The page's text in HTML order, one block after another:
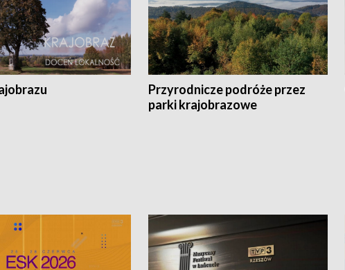
Przyrodnicze podróże przez
parki krajobrazowe